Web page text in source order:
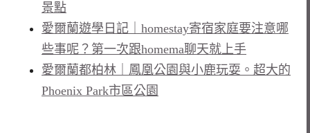
景點
愛爾蘭遊學日記｜homestay寄宿家庭要注意哪
些事呢？第一次跟homema聊天就上手
愛爾蘭都柏林｜鳳凰公園與小鹿玩耍。超大的
Phoenix Park市區公園